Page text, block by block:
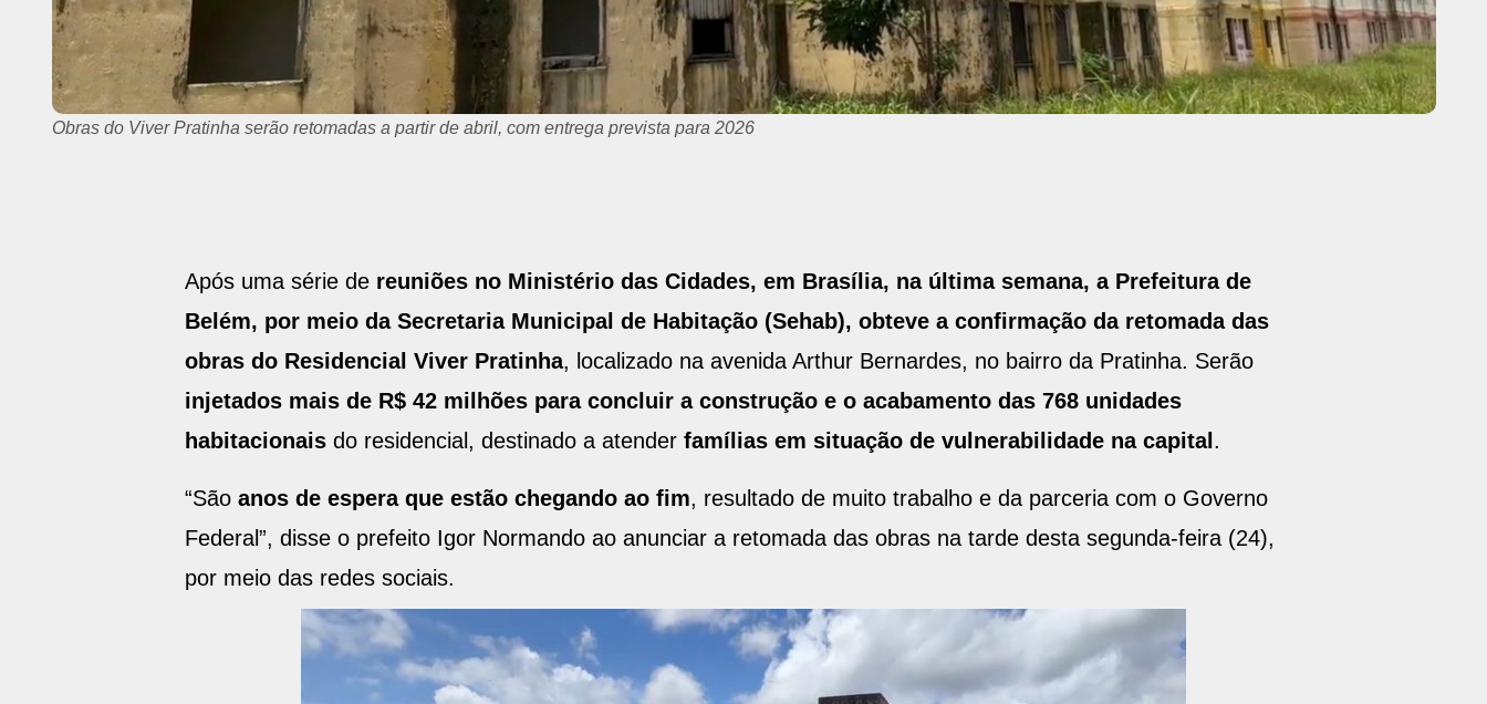
Obras do Viver Pratinha serão retomadas a partir de abril, com entrega prevista para 2026
Após uma série de reuniões no Ministério das Cidades, em Brasília, na última semana, a Prefeitura de
Belém, por meio da Secretaria Municipal de Habitação (Sehab), obteve a confirmação da retomada das
obras do Residencial Viver Pratinha, localizado na avenida Arthur Bernardes, no bairro da Pratinha. Serão
injetados mais de R$ 42 milhões para concluir a construção e o acabamento das 768 unidades
habitacionais do residencial, destinado a atender famílias em situação de vulnerabilidade na capital .
“São anos de espera que estão chegando ao fim, resultado de muito trabalho e da parceria com o Governo
Federal”, disse o prefeito Igor Normando ao anunciar a retomada das obras na tarde desta segunda-feira (24),
por meio das redes sociais.